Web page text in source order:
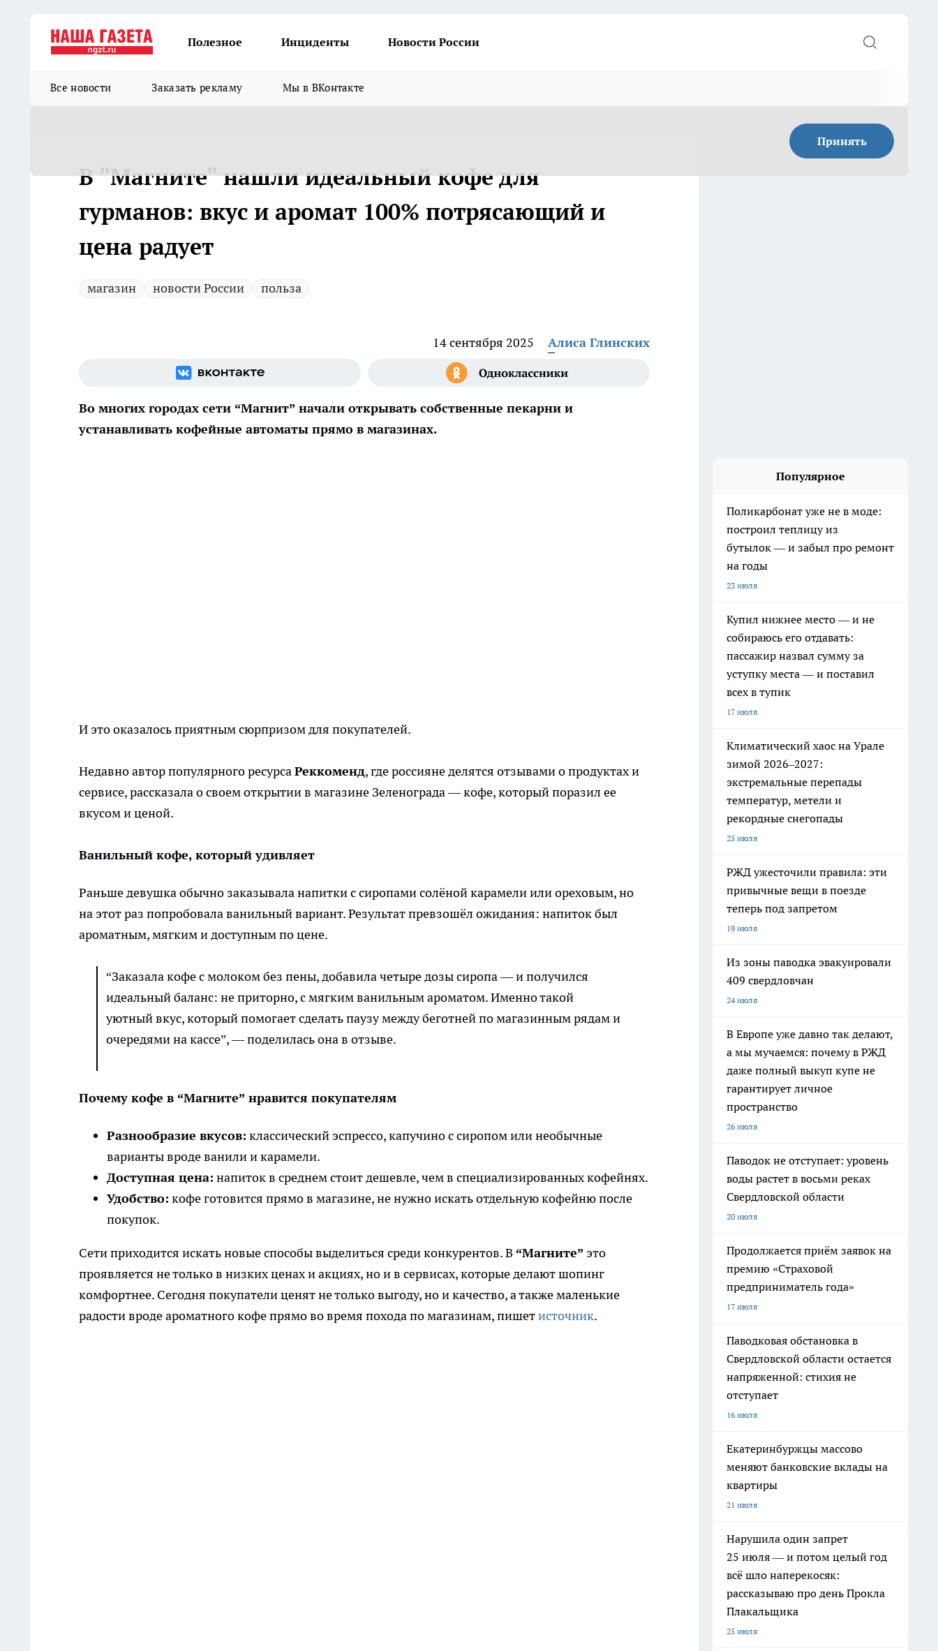
Полезное Инциденты Новости России
Все новости Заказать рекламу Мы в ВКонтакте
Принять
В "Магните" нашли идеальный кофе для
гурманов: вкус и аромат 100% потрясающий и
цена радует
магазин новости России польза
14 сентября 2025 Алиса Глинских
Во многих городах сети “Магнит” начали открывать собственные пекарни и
устанавливать кофейные автоматы прямо в магазинах.
И это оказалось приятным сюрпризом для покупателей.
Недавно автор популярного ресурсаРеккоменд, где россияне делятся отзывами о продуктах и
сервисе, рассказала о своем открытии в магазине Зеленограда — кофе, который поразил ее
вкусом и ценой.
Ванильный кофе, который удивляет
Раньше девушка обычно заказывала напитки с сиропами солёной карамели или ореховым, но
на этот раз попробовала ванильный вариант. Результат превзошёл ожидания: напиток был
ароматным, мягким и доступным по цене.
“Заказала кофе с молоком без пены, добавила четыре дозы сиропа — и получился
идеальный баланс: не приторно, с мягким ванильным ароматом. Именно такой
уютный вкус, который помогает сделать паузу между беготней по магазинным рядам и
очередями на кассе”, — поделилась она в отзыве.
Почему кофе в “Магните” нравится покупателям
Разнообразие вкусов: классический эспрессо, капучино с сиропом или необычные
варианты вроде ванили и карамели.
Доступная цена: напиток в среднем стоит дешевле, чем в специализированных кофейнях.
Удобство: кофе готовится прямо в магазине, не нужно искать отдельную кофейню после
покупок.
Сети приходится искать новые способы выделиться среди конкурентов. В “Магните” это
проявляется не только в низких ценах и акциях, но и в сервисах, которые делают шопинг
комфортнее. Сегодня покупатели ценят не только выгоду, но и качество, а также маленькие
радости вроде ароматного кофе прямо во время похода по магазинам,пишетисточник.
Популярное
Поликарбонат уже не в моде:
построил теплицу из
бутылок — и забыл про ремонт
на годы
23 июля
Купил нижнее место — и не
собираюсь его отдавать:
пассажир назвал сумму за
уступку места — и поставил
всех в тупик
17 июля
Климатический хаос на Урале
зимой 2026–2027:
экстремальные перепады
температур, метели и
рекордные снегопады
25 июля
РЖД ужесточили правила: эти
привычные вещи в поезде
теперь под запретом
19 июля
Из зоны паводка эвакуировали
409 свердловчан
24 июля
В Европе уже давно так делают,
а мы мучаемся: почему в РЖД
даже полный выкуп купе не
гарантирует личное
пространство
26 июля
Паводок не отступает: уровень
воды растет в восьми реках
Свердловской области
20 июля
Продолжается приём заявок на
премию «Страховой
предприниматель года»
17 июля
Паводковая обстановка в
Свердловской области остается
напряженной: стихия не
отступает
16 июля
Екатеринбуржцы массово
меняют банковские вклады на
квартиры
21 июля
Нарушила один запрет
25 июля — и потом целый год
всё шло наперекосяк:
рассказываю про день Прокла
Плакальщика
25 июля